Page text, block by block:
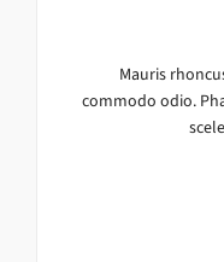
Mauris
commodo odio.